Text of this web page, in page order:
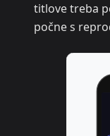
titlove treba
počne s